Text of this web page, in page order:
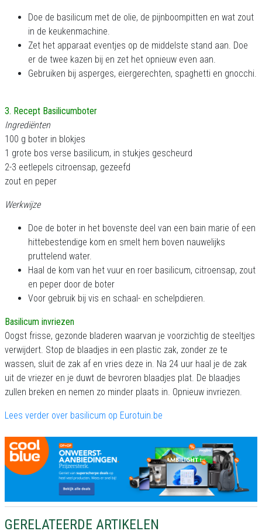
Doe de basilicum met de olie, de pijnboompitten en wat zout
in de keukenmachine.
Zet het apparaat eventjes op de middelste stand aan. Doe
er de twee kazen bij en zet het opnieuw even aan.
Gebruiken bij asperges, eiergerechten, spaghetti en gnocchi.
3. Recept Basilicumboter
Ingrediënten
100 g boter in blokjes
1 grote bos verse basilicum, in stukjes gescheurd
2-3 eetlepels citroensap, gezeefd
zout en peper
Werkwijze
Doe de boter in het bovenste deel van een bain marie of een
hittebestendige kom en smelt hem boven nauwelijks
pruttelend water.
Haal de kom van het vuur en roer basilicum, citroensap, zout
en peper door de boter
Voor gebruik bij vis en schaal- en schelpdieren.
Basilicum invriezen
Oogst frisse, gezonde bladeren waarvan je voorzichtig de steeltjes
verwijdert. Stop de blaadjes in een plastic zak, zonder ze te
wassen, sluit de zak af en vries deze in. Na 24 uur haal je de zak
uit de vriezer en je duwt de bevroren blaadjes plat. De blaadjes
zullen breken en nemen zo minder plaats in. Opnieuw invriezen.
Lees verder over basilicum op Eurotuin.be
GERELATEERDE ARTIKELEN